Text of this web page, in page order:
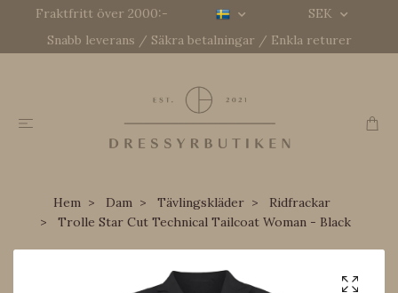
Fraktfritt över 2000:-
SEK
Snabb leverans / Säkra betalningar / Enkla returer
Hem Dam Tävlingskläder
Ridfrackar
Trolle Star Cut Technical Tailcoat Woman - Black